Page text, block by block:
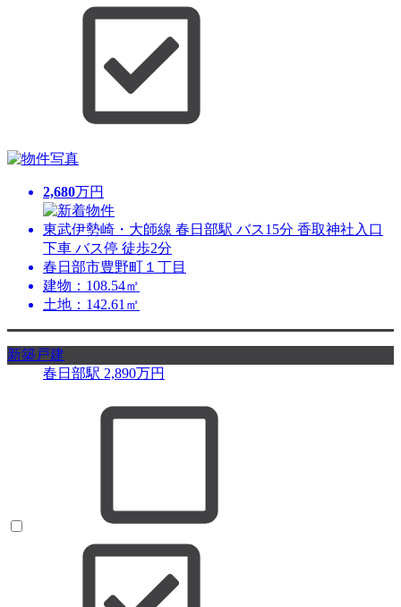
2,680万円
東武伊勢崎・大師線 春日部駅 バス15分 香取神社入口
下車 バス停 徒歩2分
春日部市豊野町１丁目
建物：108.54㎡
土地：142.61㎡
新築戸建
春日部駅 2,890万円